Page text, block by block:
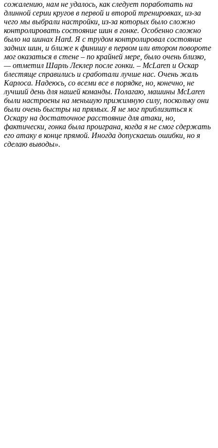
сожалению, нам не удалось, как следует поработать на
длинной серии кругов в первой и второй тренировках, из-за
чего мы выбрали настройки, из-за которых было сложно
контролировать состояние шин в гонке. Особенно сложно
было на шинах Hard. Я с трудом контролировал состояние
задних шин, и ближе к финишу в первом или втором повороте
мог оказаться в стене – по крайней мере, было очень близко,
— отметил Шарль Леклер после гонки. – McLaren и Оскар
блестяще справились и сработали лучше нас. Очень жаль
Карлоса. Надеюсь, со всеми все в порядке, но, конечно, не
лучший день для нашей команды. Полагаю, машины McLaren
были настроены на меньшую прижимную силу, поскольку они
были очень быстры на прямых. Я не мог приблизиться к
Оскару на достаточное расстояние для атаки, но,
фактически, гонка была проиграна, когда я не смог сдержать
его атаку в конце прямой. Иногда допускаешь ошибки, но я
сделаю выводы».